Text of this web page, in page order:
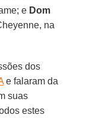
e Dom
na
dos
e falaram da
suas
estes